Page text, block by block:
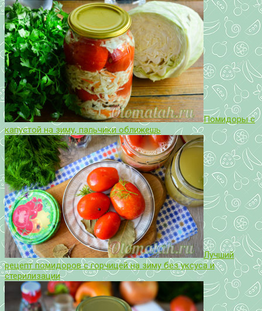
Помидоры с
капустой на зиму, пальчики оближешь
Лучший
рецепт помидоров с горчицей на зиму без уксуса и
стерилизации